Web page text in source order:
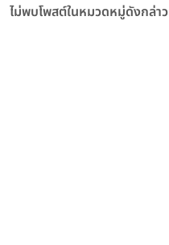
ไม่พบโพสต์ในหมวดหมู่ดังกล่าว